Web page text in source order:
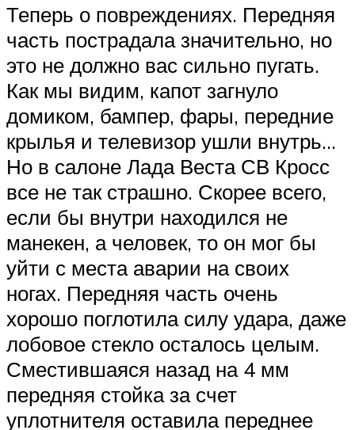
Теперь о повреждениях. Передняя
часть пострадала значительно, но
это не должно вас сильно пугать.
Как мы видим, капот загнуло
домиком, бампер, фары, передние
крылья и телевизор ушли внутрь…
Но в салоне Лада Веста СВ Кросс
все не так страшно. Скорее всего,
если бы внутри находился не
манекен, а человек, то он мог бы
уйти с места аварии на своих
ногах. Передняя часть очень
хорошо поглотила силу удара, даже
лобовое стекло осталось целым.
Сместившаяся назад на 4 мм
передняя стойка за счет
уплотнителя оставила переднее